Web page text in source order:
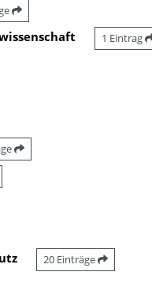
1 Eintrag
20 Einträge